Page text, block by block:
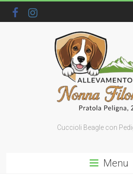
Cuccioli Beagle con
Menu